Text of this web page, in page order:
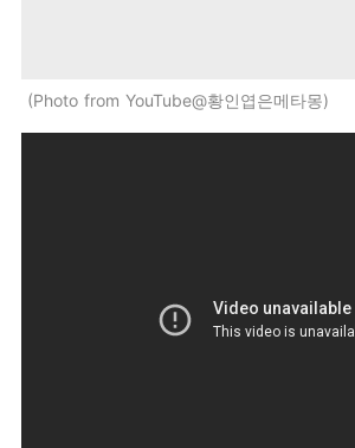
Photo from YouTube@황인엽은메타몽